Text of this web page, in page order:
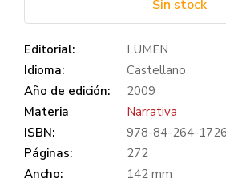
Sin stock
Editorial:
LUMEN
Idioma:
Castellano
Año de edición:
2009
Materia
Narrativa
ISBN:
978-84-264-
Páginas:
272
Ancho:
142 mm